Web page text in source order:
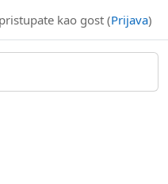
kao gost (Prijava)